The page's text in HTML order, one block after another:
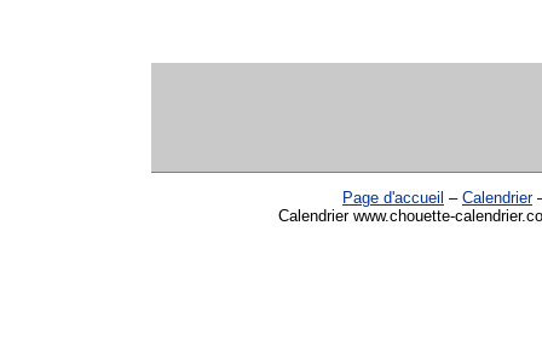
Page d'accueil – Calendrier
Calendrier www.chouette-